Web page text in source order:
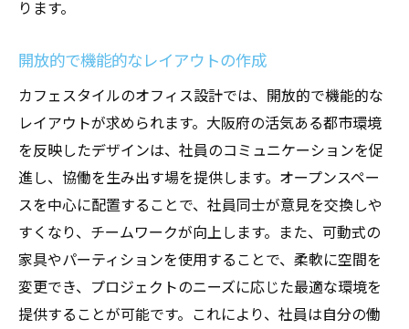
ります。
開放的で機能的なレイアウトの作成
カフェスタイルのオフィス設計では、開放的で機能的な
レイアウトが求められます。大阪府の活気ある都市環境
を反映したデザインは、社員のコミュニケーションを促
進し、協働を生み出す場を提供します。オープンスペー
スを中心に配置することで、社員同士が意見を交換しや
すくなり、チームワークが向上します。また、可動式の
家具やパーティションを使用することで、柔軟に空間を
変更でき、プロジェクトのニーズに応じた最適な環境を
提供することが可能です。これにより、社員は自分の働